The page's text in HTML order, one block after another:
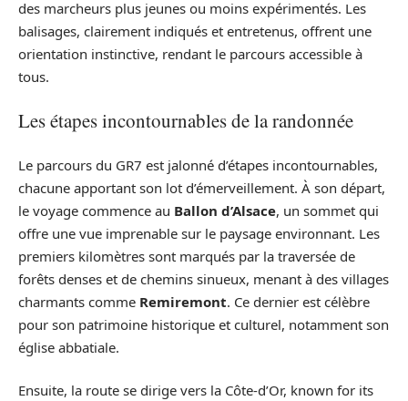
des marcheurs plus jeunes ou moins expérimentés. Les
balisages, clairement indiqués et entretenus, offrent une
orientation instinctive, rendant le parcours accessible à
tous.
Les étapes incontournables de la randonnée
Le parcours du GR7 est jalonné d’étapes incontournables,
chacune apportant son lot d’émerveillement. À son départ,
le voyage commence au Ballon d’Alsace, un sommet qui
offre une vue imprenable sur le paysage environnant. Les
premiers kilomètres sont marqués par la traversée de
forêts denses et de chemins sinueux, menant à des villages
charmants comme Remiremont. Ce dernier est célèbre
pour son patrimoine historique et culturel, notamment son
église abbatiale.
Ensuite, la route se dirige vers la Côte-d’Or, known for its